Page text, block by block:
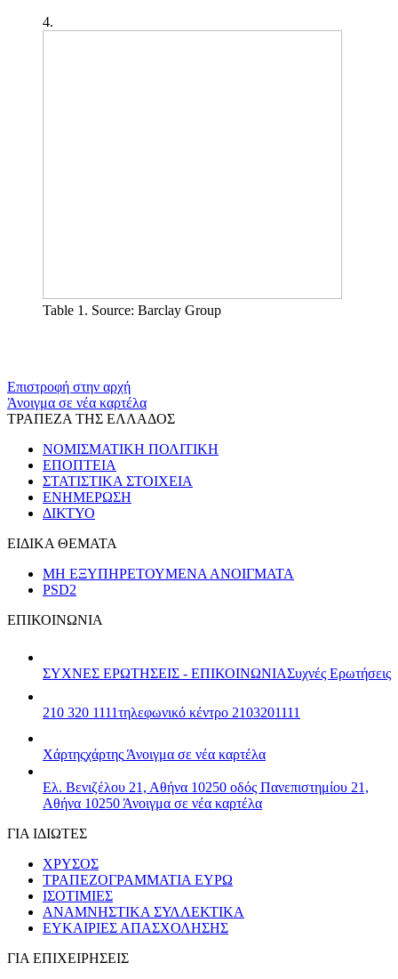
4.
Table 1. Source: Barclay Group
Επιστροφή στην αρχή
Άνοιγμα σε νέα καρτέλα
ΤΡΑΠΕΖΑ ΤΗΣ ΕΛΛΑΔΟΣ
ΝΟΜΙΣΜΑΤΙΚΗ ΠΟΛΙΤΙΚΗ
ΕΠΟΠΤΕΙΑ
ΣΤΑΤΙΣΤΙΚΑ ΣΤΟΙΧΕΙΑ
ΕΝΗΜΕΡΩΣΗ
ΔΙΚΤΥΟ
ΕΙΔΙΚΑ ΘΕΜΑΤΑ
ΜΗ ΕΞΥΠΗΡΕΤΟΥΜΕΝΑ ΑΝΟΙΓΜΑΤΑ
PSD2
ΕΠΙΚΟΙΝΩΝΙΑ
ΣΥΧΝΕΣ ΕΡΩΤΗΣΕΙΣ - ΕΠΙΚΟΙΝΩΝΙΑΣυχνές Ερωτήσεις
210 320 1111τηλεφωνικό κέντρο 2103201111
Χάρτηςχάρτης Άνοιγμα σε νέα καρτέλα
Ελ. Βενιζέλου 21, Αθήνα 10250 οδός Πανεπιστημίου 21,
Αθήνα 10250 Άνοιγμα σε νέα καρτέλα
ΓΙΑ ΙΔΙΩΤΕΣ
ΧΡΥΣΟΣ
ΤΡΑΠΕΖΟΓΡΑΜΜΑΤΙΑ ΕΥΡΩ
ΙΣΟΤΙΜΙΕΣ
ΑΝΑΜΝΗΣΤΙΚΑ ΣΥΛΛΕΚΤΙΚΑ
ΕΥΚΑΙΡΙΕΣ ΑΠΑΣΧΟΛΗΣΗΣ
ΓΙΑ ΕΠΙΧΕΙΡΗΣΕΙΣ